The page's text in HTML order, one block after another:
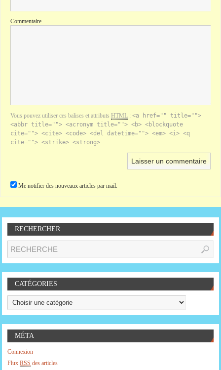
Commentaire
Vous pouvez utiliser ces balises et attributs HTML : <a href="" title="">
<abbr title=""> <acronym title=""> <b> <blockquote
cite=""> <cite> <code> <del datetime=""> <em> <i> <q
cite=""> <strike> <strong>
Me notifier des nouveaux articles par mail.
RECHERCHER
CATÉGORIES
MÉTA
Connexion
FluxRSS des articles